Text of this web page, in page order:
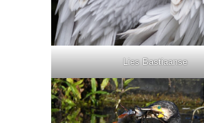
Lies Bastiaanse